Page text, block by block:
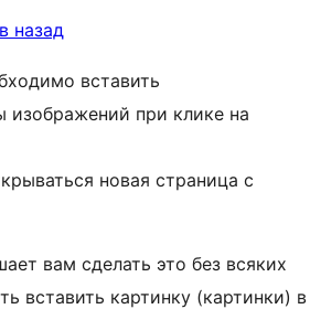
назад
вставить
изображений при клике на
новая страница с
вам сделать это без всяких
вставить картинку (картинки) в